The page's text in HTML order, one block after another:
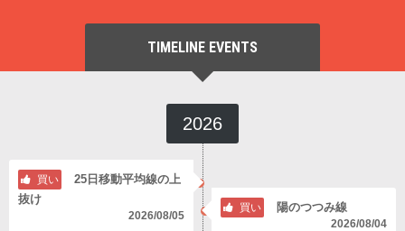
TIMELINE EVENTS
2026
買い
25日移動平均線の上
抜け
2026/08/05
買い 陽のつつみ線
2026/08/04